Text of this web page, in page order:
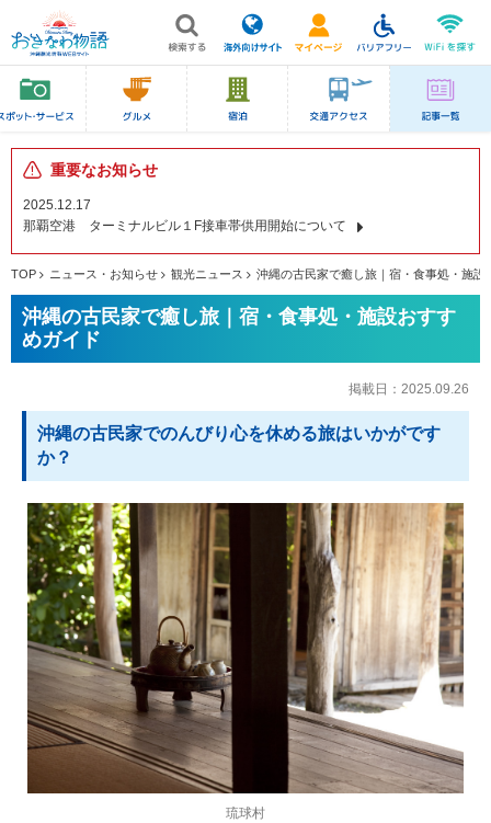
重要なお知らせ
2025.12.17
那覇空港 ターミナルビル１F接車帯供用開始について
TOP ニュース・お知らせ 観光ニュース 沖縄の古民家で癒し旅｜宿・食事処・施設
沖縄の古民家で癒し旅｜宿・食事処・施設おすす
めガイド
掲載日： 2025.09.26
沖縄の古民家でのんびり心を休める旅はいかがです
か？
琉球村